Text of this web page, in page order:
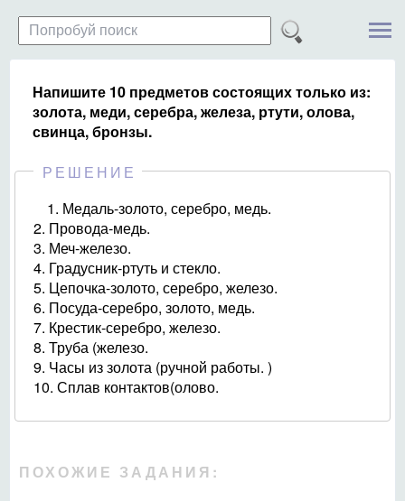
Напишите 10 предметов состоящих только из:
золота, меди, серебра, железа, ртути, олова,
свинца, бронзы.
РЕШЕНИЕ
1. Медаль-золото, серебро, медь.
2. Провода-медь.
3. Меч-железо.
4. Градусник-ртуть и стекло.
5. Цепочка-золото, серебро, железо.
6. Посуда-серебро, золото, медь.
7. Крестик-серебро, железо.
8. Труба (железо.
9. Часы из золота (ручной работы. )
10. Сплав контактов(олово.
ПОХОЖИЕ ЗАДАНИЯ: